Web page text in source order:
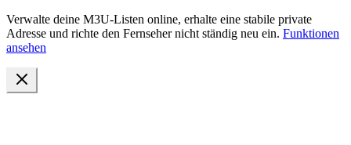
Verwalte deine M3U-Listen online, erhalte eine stabile private
Adresse und richte den Fernseher nicht ständig neu ein. Funktionen
ansehen